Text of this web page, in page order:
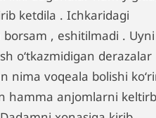
ketdila . Ichkaridagi
, eshitilmadi . Uyni
oʻtkazmidigan derazalar
nima voqeala bolishi
hamma anjomlarni keltirb